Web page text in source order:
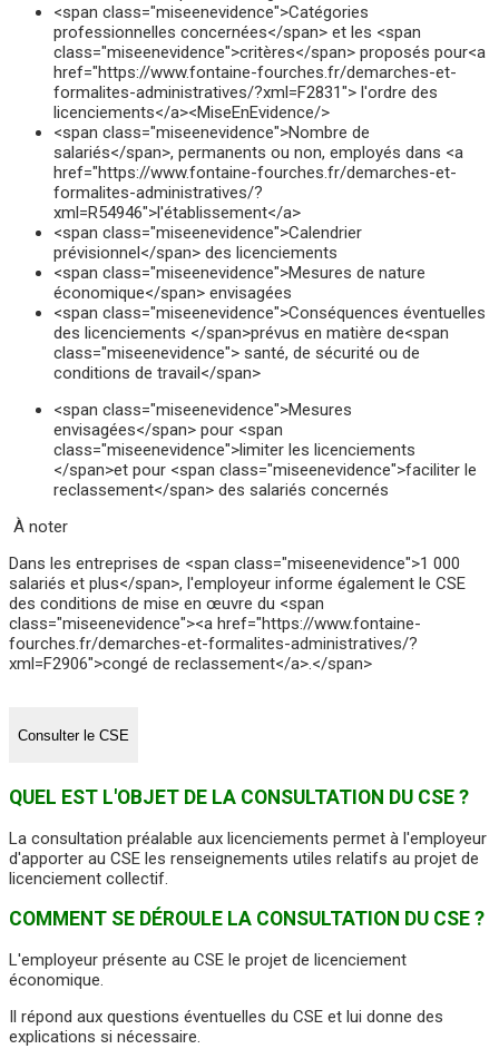
<span class="miseenevidence">Catégories
professionnelles concernées</span> et les <span
class="miseenevidence">critères</span> proposés pour<a
href="https://www.fontaine-fourches.fr/demarches-et-
formalites-administratives/?xml=F2831"> l'ordre des
licenciements</a><MiseEnEvidence/>
<span class="miseenevidence">Nombre de
salariés</span>, permanents ou non, employés dans <a
href="https://www.fontaine-fourches.fr/demarches-et-
formalites-administratives/?
xml=R54946">l'établissement</a>
<span class="miseenevidence">Calendrier
prévisionnel</span> des licenciements
<span class="miseenevidence">Mesures de nature
économique</span> envisagées
<span class="miseenevidence">Conséquences éventuelles
des licenciements </span>prévus en matière de<span
class="miseenevidence"> santé, de sécurité ou de
conditions de travail</span>
<span class="miseenevidence">Mesures
envisagées</span> pour <span
class="miseenevidence">limiter les licenciements
</span>et pour <span class="miseenevidence">faciliter le
reclassement</span> des salariés concernés
À noter
Dans les entreprises de <span class="miseenevidence">1 000
salariés et plus</span>, l'employeur informe également le CSE
des conditions de mise en œuvre du <span
class="miseenevidence"><a href="https://www.fontaine-
fourches.fr/demarches-et-formalites-administratives/?
xml=F2906">congé de reclassement</a>.</span>
Consulter le CSE
QUEL EST L'OBJET DE LA CONSULTATION DU CSE ?
La consultation préalable aux licenciements permet à l'employeur
d'apporter au CSE les renseignements utiles relatifs au projet de
licenciement collectif.
COMMENT SE DÉROULE LA CONSULTATION DU CSE ?
L'employeur présente au CSE le projet de licenciement
économique.
Il répond aux questions éventuelles du CSE et lui donne des
explications si nécessaire.